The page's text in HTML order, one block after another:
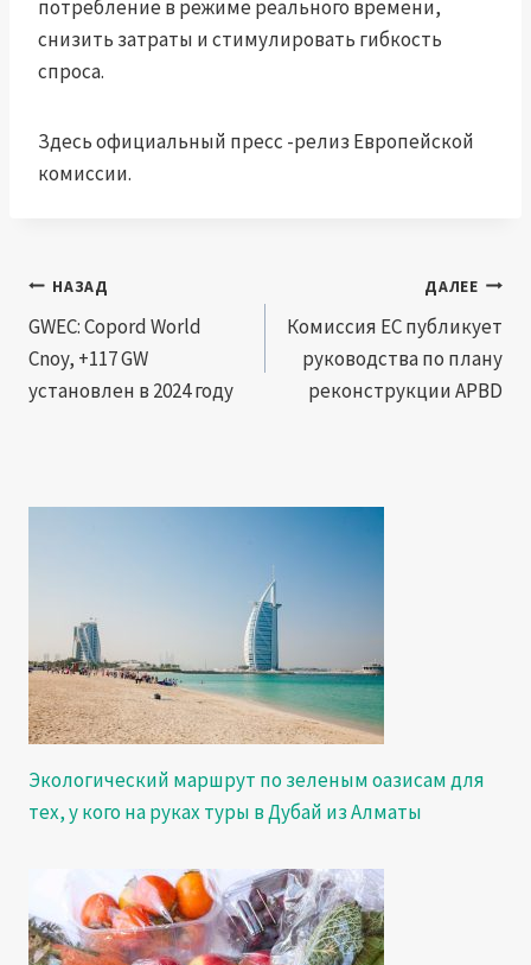
потребление в режиме реального времени,
снизить затраты и стимулировать гибкость
спроса.
Здесь официальный пресс -релиз Европейской
комиссии.
Навигация
по
записям
НАЗАД
GWEC: Copord World
Cnoy, +117 GW
установлен в 2024 году
ДАЛЕЕ
Комиссия ЕС публикует
руководства по плану
реконструкции APBD
Экологический маршрут по зеленым оазисам для
тех, у кого на руках туры в Дубай из Алматы